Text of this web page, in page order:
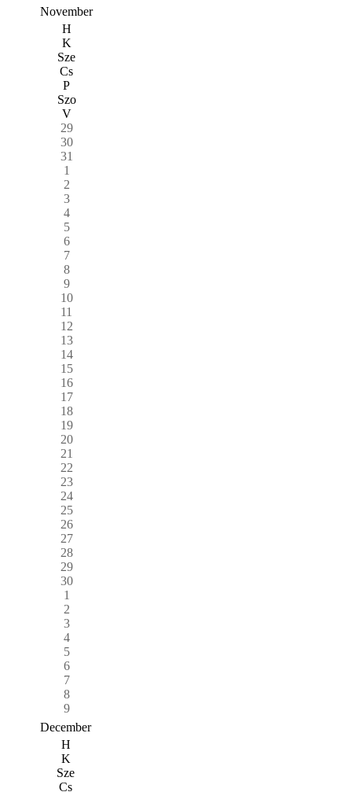
November
H
K
Sze
Cs
P
Szo
V
29
30
31
1
2
3
4
5
6
7
8
9
10
11
12
13
14
15
16
17
18
19
20
21
22
23
24
25
26
27
28
29
30
1
2
3
4
5
6
7
8
9
December
H
K
Sze
Cs